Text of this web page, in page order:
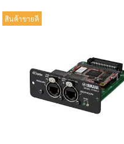
สินค้าขายดี